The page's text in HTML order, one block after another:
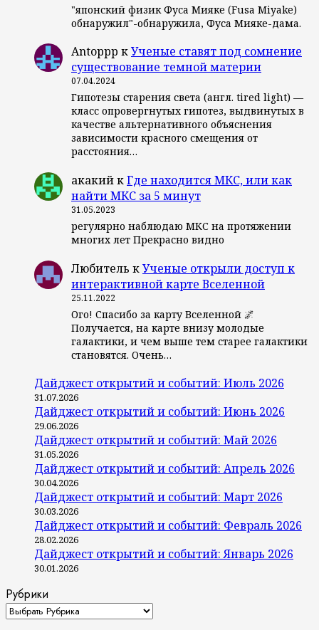
"японский физик Фуса Мияке (Fusa Miyake)
обнаружил"-обнаружила, Фуса Мияке-дама.
Antoppp кУченые ставят под сомнение
существование темной материи
07.04.2024
Гипотезы старения света (англ. tired light) —
класс опровергнутых гипотез, выдвинутых в
качестве альтернативного объяснения
зависимости красного смещения от
расстояния…
акакийкГде находится МКС, или как
найти МКС за 5 минут
31.05.2023
регулярно наблюдаю МКС на протяжении
многих лет Прекрасно видно
Любитель кУченые открыли доступ к
интерактивной карте Вселенной
25.11.2022
Ого! Спасибо за карту Вселенной 🌌
Получается, на карте внизу молодые
галактики, и чем выше тем старее галактики
становятся. Очень…
Дайджест открытий и событий: Июль 2026
31.07.2026
Дайджест открытий и событий: Июнь 2026
29.06.2026
Дайджест открытий и событий: Май 2026
31.05.2026
Дайджест открытий и событий: Апрель 2026
30.04.2026
Дайджест открытий и событий: Март 2026
30.03.2026
Дайджест открытий и событий: Февраль 2026
28.02.2026
Дайджест открытий и событий: Январь 2026
30.01.2026
Рубрики